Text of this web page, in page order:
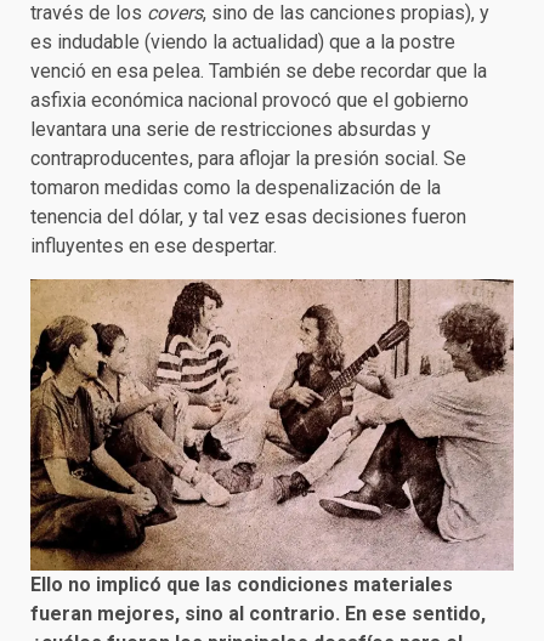
través de los covers, sino de las canciones propias), y
es indudable (viendo la actualidad) que a la postre
venció en esa pelea. También se debe recordar que la
asfixia económica nacional provocó que el gobierno
levantara una serie de restricciones absurdas y
contraproducentes, para aflojar la presión social. Se
tomaron medidas como la despenalización de la
tenencia del dólar, y tal vez esas decisiones fueron
influyentes en ese despertar.
Ello no implicó que las condiciones materiales
fueran mejores, sino al contrario. En ese sentido,